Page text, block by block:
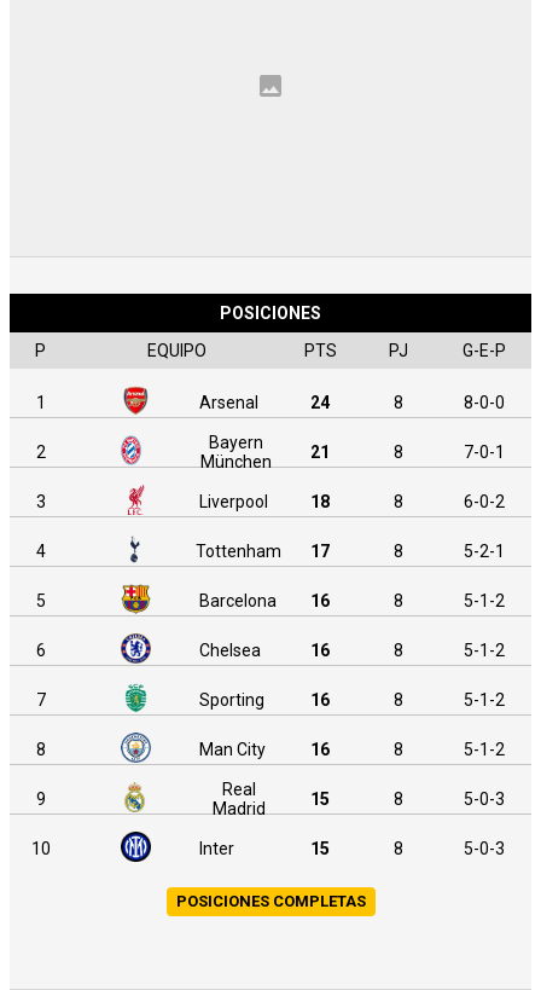
POSICIONES
P
EQUIPO PTS PJ G-E-P
1 Arsenal 24 8 8-0-0
2
Bayern
München
21 8 7-0-1
3 Liverpool 18 8 6-0-2
4 Tottenham 17 8 5-2-1
5 Barcelona 16 8 5-1-2
6 Chelsea 16 8 5-1-2
7 Sporting 16 8 5-1-2
8 Man City 16 8 5-1-2
9
Real
Madrid
15 8 5-0-3
10 Inter 15 8 5-0-3
POSICIONES COMPLETAS